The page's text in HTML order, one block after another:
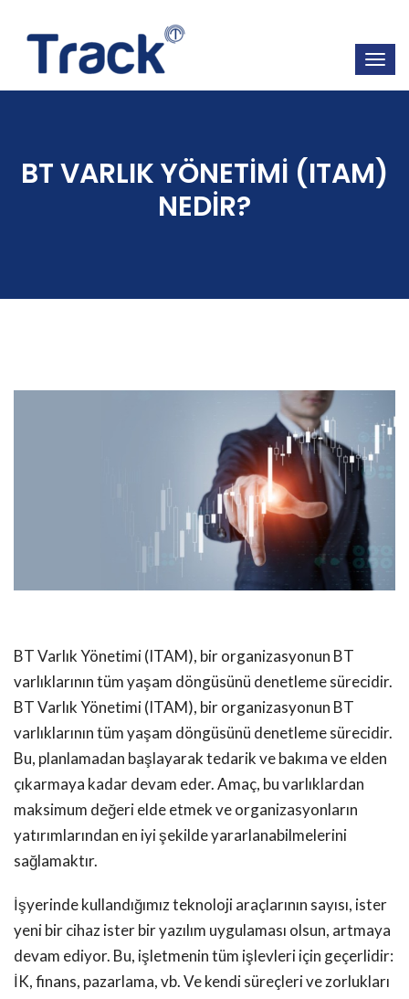
BT VARLIK YÖNETİMİ (ITAM)
NEDİR?
BT Varlık Yönetimi (ITAM), bir organizasyonun BT
varlıklarının tüm yaşam döngüsünü denetleme sürecidir.
BT Varlık Yönetimi (ITAM), bir organizasyonun BT
varlıklarının tüm yaşam döngüsünü denetleme sürecidir.
Bu, planlamadan başlayarak tedarik ve bakıma ve elden
çıkarmaya kadar devam eder. Amaç, bu varlıklardan
maksimum değeri elde etmek ve organizasyonların
yatırımlarından en iyi şekilde yararlanabilmelerini
sağlamaktır.
İşyerinde kullandığımız teknoloji araçlarının sayısı, ister
yeni bir cihaz ister bir yazılım uygulaması olsun, artmaya
devam ediyor. Bu, işletmenin tüm işlevleri için geçerlidir:
İK, finans, pazarlama, vb. Ve kendi süreçleri ve zorlukları